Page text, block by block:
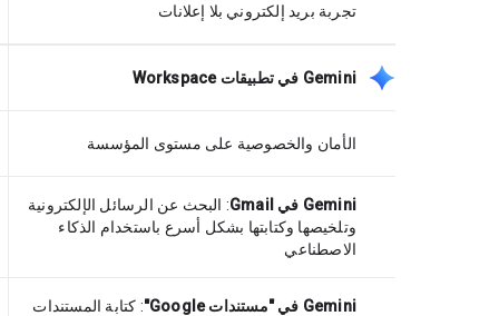
تجربة بريد إلكتروني بلا إعلانات
‫Gemini في تطبيقات Workspace
الأمان والخصوصية على مستوى المؤسسة
Gemini في Gmail
: البحث عن الرسائل الإلكترونية
وتلخيصها وكتابتها بشكل أسرع باستخدام الذكاء
الاصطناعي
Gemini في "مستندات Google"
: كتابة المستندات